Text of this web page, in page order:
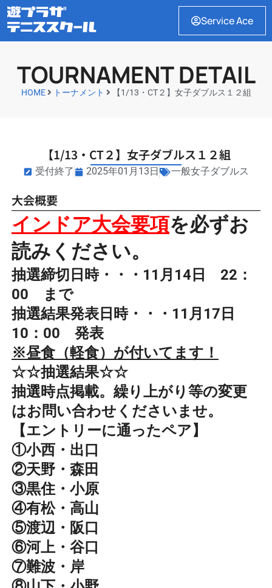
Service Ace
TOURNAMENT DETAIL
HOME トーナメント 【1/13・CT２】女子ダブルス１２組
【1/13・CT２】女子ダブルス１２組
受付終了 2025年01月13日 一般女子ダブルス
大会概要
インドア大会要項を必ずお
読みください。
抽選締切日時・・・11月14日 22：
00 まで
抽選結果発表日時・・・11月17日
10：00 発表
※昼食（軽食）が付いてます！
☆☆抽選結果☆☆
抽選時点掲載。繰り上がり等の変更
はお問い合わせくださいませ。
【エントリーに通ったペア】
①小西・出口
②天野・森田
③黒住・小原
④有松・高山
⑤渡辺・阪口
⑥河上・谷口
⑦難波・岸